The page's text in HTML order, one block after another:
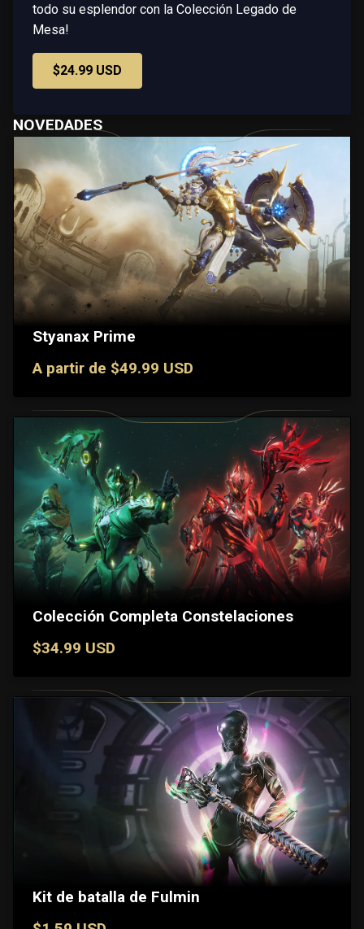
todo su esplendor con la Colección Legado de
Mesa!
$24.99 USD
NOVEDADES
Styanax Prime
A partir de $49.99 USD
Colección Completa Constelaciones
$34.99 USD
Kit de batalla de Fulmin